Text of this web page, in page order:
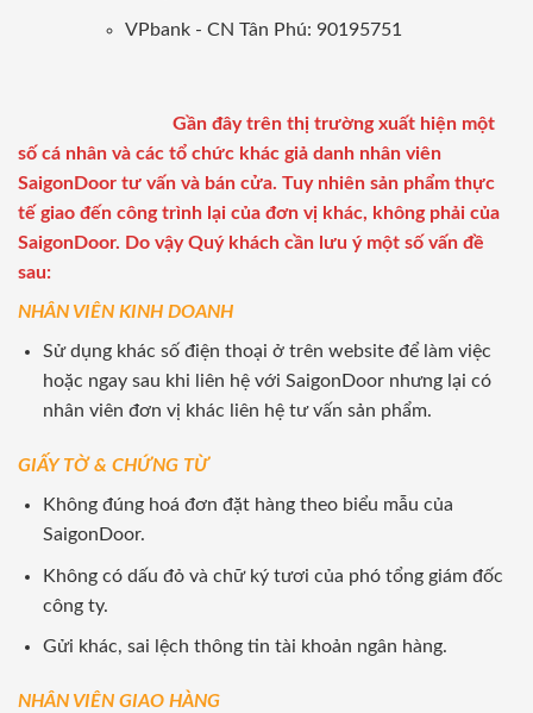
VPbank - CN Tân Phú: 90195751
Gần đây trên thị trường xuất hiện một
số cá nhân và các tổ chức khác giả danh nhân viên
SaigonDoor tư vấn và bán cửa. Tuy nhiên sản phẩm thực
tế giao đến công trình lại của đơn vị khác, không phải của
SaigonDoor. Do vậy Quý khách cần lưu ý một số vấn đề
sau:
NHÂN VIÊN KINH DOANH
Sử dụng khác số điện thoại ở trên website để làm việc
hoặc ngay sau khi liên hệ với SaigonDoor nhưng lại có
nhân viên đơn vị khác liên hệ tư vấn sản phẩm.
GIẤY TỜ & CHỨNG TỪ
Không đúng hoá đơn đặt hàng theo biểu mẫu của
SaigonDoor.
Không có dấu đỏ và chữ ký tươi của phó tổng giám đốc
công ty.
Gửi khác, sai lệch thông tin tài khoản ngân hàng.
NHÂN VIÊN GIAO HÀNG